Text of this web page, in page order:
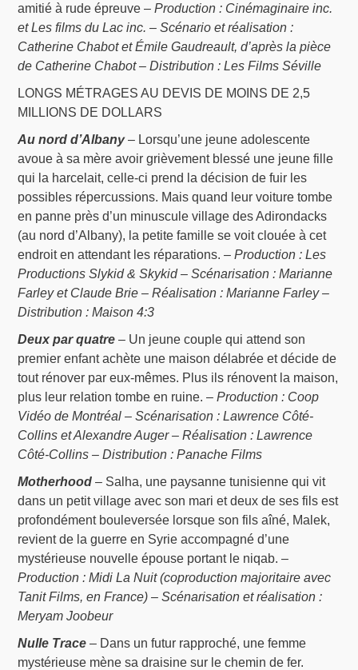
amitié à rude épreuve –Production : Cinémaginaire inc.
et Les films du Lac inc. – Scénario et réalisation :
Catherine Chabot et Émile Gaudreault, d’après la pièce
de Catherine Chabot – Distribution : Les Films Séville
LONGS MÉTRAGES AU DEVIS DE MOINS DE 2,5
MILLIONS DE DOLLARS
Au nord d’Albany– Lorsqu’une jeune adolescente
avoue à sa mère avoir grièvement blessé une jeune fille
qui la harcelait, celle-ci prend la décision de fuir les
possibles répercussions. Mais quand leur voiture tombe
en panne près d’un minuscule village des Adirondacks
(au nord d’Albany), la petite famille se voit clouée à cet
endroit en attendant les réparations. –Production : Les
Productions Slykid & Skykid – Scénarisation : Marianne
Farley et Claude Brie – Réalisation : Marianne Farley –
Distribution : Maison 4:3
Deux par quatre – Un jeune couple qui attend son
premier enfant achète une maison délabrée et décide de
tout rénover par eux-mêmes. Plus ils rénovent la maison,
plus leur relation tombe en ruine. –Production : Coop
Vidéo de Montréal – Scénarisation : Lawrence Côté-
Collins et Alexandre Auger – Réalisation : Lawrence
Côté-Collins – Distribution : Panache Films
Motherhood – Salha, une paysanne tunisienne qui vit
dans un petit village avec son mari et deux de ses fils est
profondément bouleversée lorsque son fils aîné, Malek,
revient de la guerre en Syrie accompagné d’une
mystérieuse nouvelle épouse portant le niqab. –
Production : Midi La Nuit (coproduction majoritaire avec
Tanit Films, en France) – Scénarisation et réalisation :
Meryam Joobeur
Nulle Trace – Dans un futur rapproché, une femme
mystérieuse mène sa draisine sur le chemin de fer.